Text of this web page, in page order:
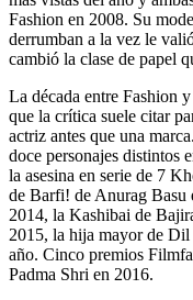
Fashion en 2008. Su
derrumban a la vez le
cambió la clase de papel
La década entre Fashion
que la crítica suele citar
actriz antes que una
doce personajes distintos
la asesina en serie de 7
de Barfi! de Anurag Basu
2014, la Kashibai de
2015, la hija mayor de
año. Cinco premios
Padma Shri en 2016.